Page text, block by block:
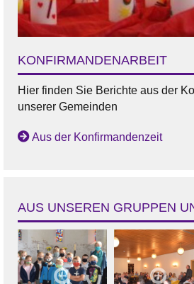
KONFIRMANDENARBEIT
Hier finden Sie Berichte aus der
unserer Gemeinden
Aus der Konfirmandenzeit
AUS UNSEREN GRUPPEN